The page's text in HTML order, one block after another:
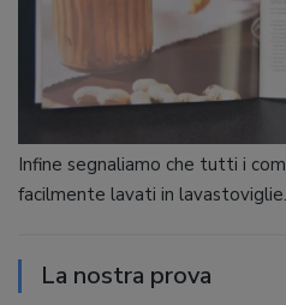
Infine segnaliamo che tutti i
facilmente lavati in lavastoviglie.
La nostra prova